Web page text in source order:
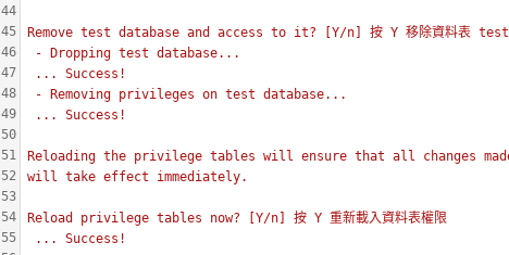
44
45
46
47
48
49
50
51
52
53
54
55
Remove test database and access to it? [Y/n] 按 Y 移除資料表 test
- Dropping test database...
... Success!
- Removing privileges on test database...
... Success!
Reloading the privilege tables will ensure that all changes
will take effect immediately.
Reload privilege tables now? [Y/n] 按 Y 重新載入資料表權限
... Success!